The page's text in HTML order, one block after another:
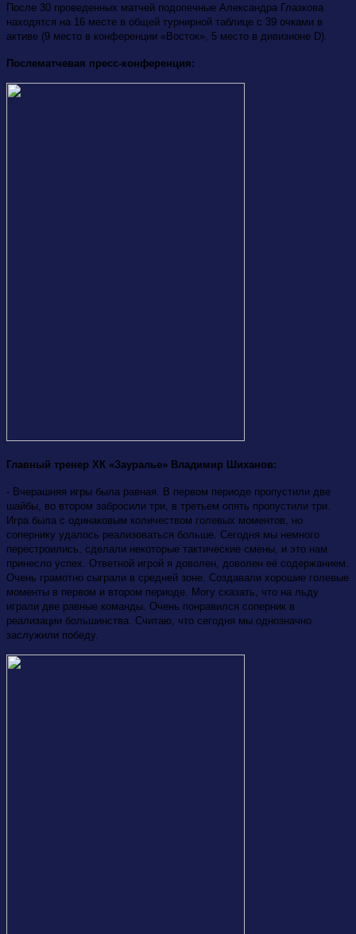
После 30 проведенных матчей подопечные Александра Глазкова
находятся на 16 месте в общей турнирной таблице с 39 очками в
активе (9 место в конференции «Восток», 5 место в дивизионе D).
Послематчевая пресс-конференция:
Главный тренер ХК «Зауралье» Владимир Шиханов:
- Вчерашняя игры была равная. В первом периоде пропустили две
шайбы, во втором забросили три, в третьем опять пропустили три.
Игра была с одинаковым количеством голевых моментов, но
сопернику удалось реализоваться больше. Сегодня мы немного
перестроились, сделали некоторые тактические смены, и это нам
принесло успех. Ответной игрой я доволен, доволен её содержанием.
Очень грамотно сыграли в средней зоне. Создавали хорошие голевые
моменты в первом и втором периоде. Могу сказать, что на льду
играли две равные команды. Очень понравился соперник в
реализации большинства. Считаю, что сегодня мы однозначно
заслужили победу.